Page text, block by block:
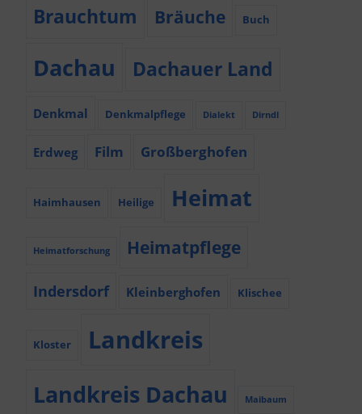
Brauchtum Bräuche Buch
Dachau Dachauer Land
Denkmal Denkmalpflege Dialekt Dirndl
Erdweg Film Großberghofen
Haimhausen Heilige Heimat
Heimatforschung Heimatpflege
Indersdorf Kleinberghofen Klischee
Kloster Landkreis
Landkreis Dachau Maibaum